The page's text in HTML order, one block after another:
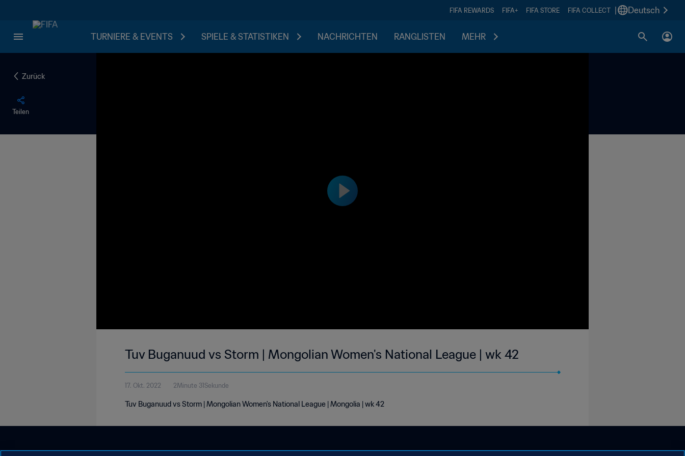
FIFA REWARDS FIFA+ FIFA STORE FIFA COLLECT Deutsch
TURNIERE & EVENTS SPIELE & STATISTIKEN NACHRICHTEN RANGLISTEN MEHR
Zurück
Teilen
Tuv Buganuud vs Storm | Mongolian Women's National League | wk 42
17. Okt. 2022 2Minute 31Sekunde
Tuv Buganuud vs Storm | Mongolian Women's National League | Mongolia | wk 42